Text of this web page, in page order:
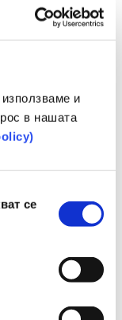
и
в нашата
се
за козметични
различни
за
на
продавани
за